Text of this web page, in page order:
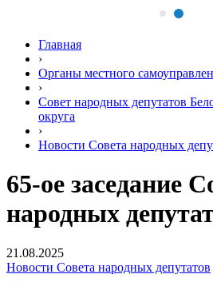
Главная
›
Органы местного
›
Совет народных депутатов
округа
›
Новости Совета народных
65-ое заседание
народных
21.08.2025
Новости Совета народных депутатов